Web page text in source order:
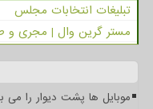
تبلیغات انتخابات مجلس
مستر گرین وال | مجری و
موبایل ها پشت دیوار را می